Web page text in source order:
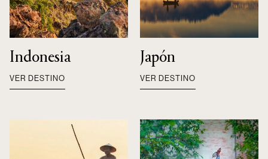
Indonesia
VER DESTINO
Japón
VER DESTINO